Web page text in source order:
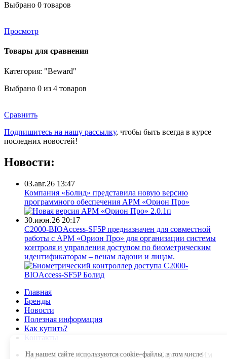
На нашем сайте используются cookie–файлы, в том числе
Выбрано 0 товаров
Просмотр
Товары для сравнения
Категория: "Beward"
Выбрано 0 из 4 товаров
Сравнить
Подпишитесь на нашу рассылку, чтобы быть всегда в курсе
последних новостей!
Новости:
03.авг.26 13:47
Компания «Болид» представила новую версию
программного обеспечения АРМ «Орион Про»
30.июн.26 20:17
С2000-BIOAccess-SF5P предназначен для совместной
работы с АРМ «Орион Про» для организации системы
контроля и управления доступом по биометрическим
идентификаторам – венам ладони и лицам.
Главная
Бренды
Новости
Полезная информация
Как купить?
Контакты
Адрес: 410004, Саратовская область, г Саратов, ул Им